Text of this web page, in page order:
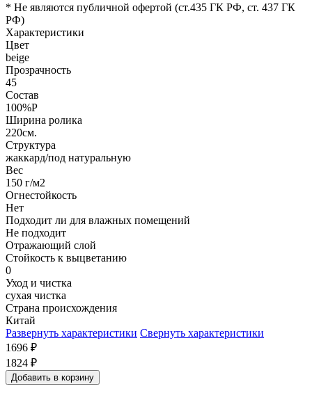
* Не являются публичной офертой (ст.435 ГК РФ, cт. 437 ГК
РФ)
Характеристики
Цвет
beige
Прозрачность
45
Состав
100%P
Ширина ролика
220см.
Структура
жаккард/под натуральную
Вес
150 г/м2
Огнестойкость
Нет
Подходит ли для влажных помещений
Не подходит
Отражающий слой
Стойкость к выцветанию
0
Уход и чистка
сухая чистка
Страна происхождения
Китай
Развернуть характеристики Свернуть характеристики
1696 ₽
1824 ₽
Добавить в корзину